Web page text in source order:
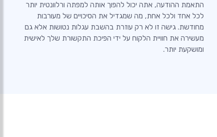
התאמת ההודעה, אתה יכול להפוך אותה למפתה ורלוונטית יותר
לכל אחד ולכל אחת, מה שמגדיל את הסיכויים של מעורבות
מחודשת. גישה זו לא רק עוזרת בהשבת עגלות נטושות אלא גם
מעשירה את חוויית הלקוח על ידי הפיכת התקשורת שלך לאישית
ומושקעת יותר.